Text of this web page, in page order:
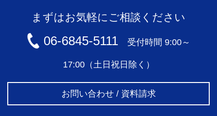
まずはお気軽にご相談ください
06-6845-5111 受付時間 9:00～
17:00（土日祝日除く）
お問い合わせ / 資料請求